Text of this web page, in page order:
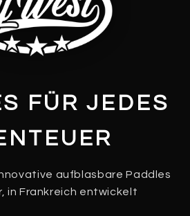
FÜR JEDES
aufblasbare Paddles
in Frankreich entwickelt